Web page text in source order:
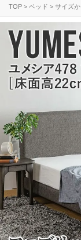
TOP ベッド サイズ